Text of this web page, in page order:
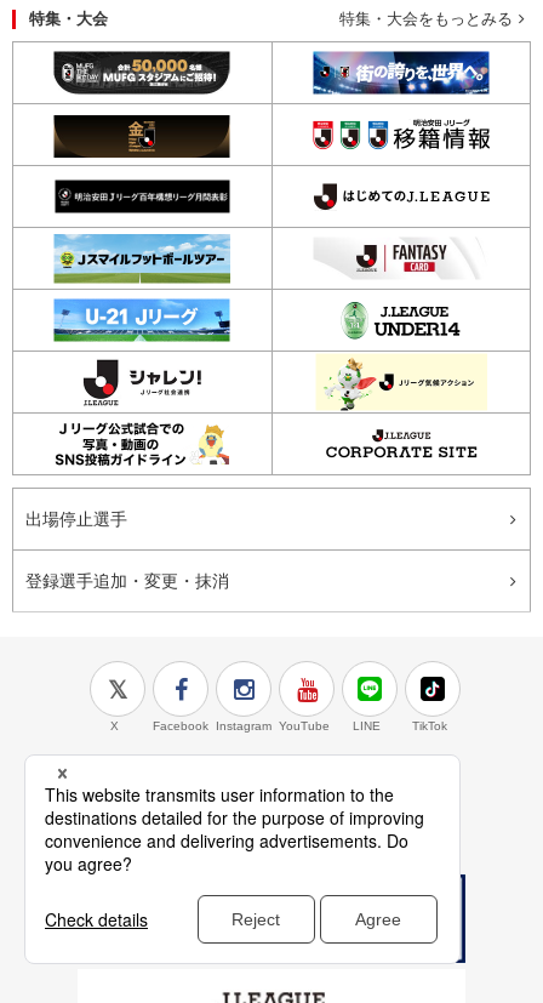
特集・大会 特集・大会をもっとみる
出場停止選手
登録選手追加・変更・抹消
X Facebook Instagram YouTube LINE TikTok
J.LEAGUE百年構想
検索